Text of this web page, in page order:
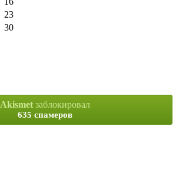
23
30
Akismetзаблокировал
635 спамеров